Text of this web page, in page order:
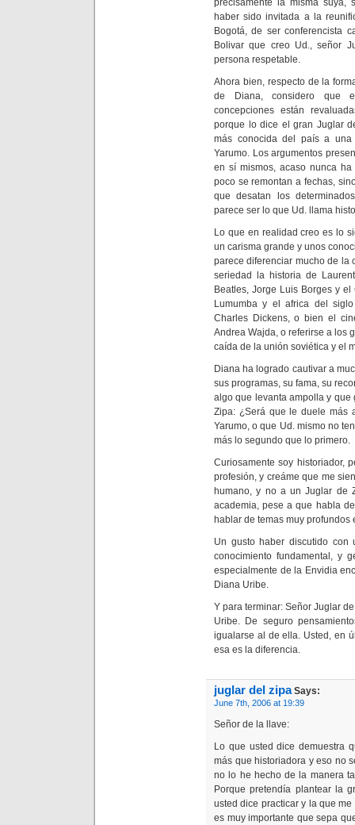
precisamente la misma
haber sido invitada a la
Bogotá, de ser conferencista
Bolivar que creo Ud., señor
persona respetable.
Ahora bien, respecto de la
de Diana, considero que
concepciones están
porque lo dice el gran Juglar
más conocida del país a
Yarumo. Los argumentos
en sí mismos, acaso nunca
poco se remontan a fechas,
que desatan los
parece ser lo que Ud. llama
Lo que en realidad creo es lo
un carisma grande y unos
parece diferenciar mucho de la
seriedad la historia de
Beatles, Jorge Luis Borges y
Lumumba y el africa del
Charles Dickens, o bien el
Andrea Wajda, o referirse a los
caída de la unión soviética y el
Diana ha logrado cautivar a
sus programas, su fama, su
algo que levanta ampolla y
Zipa: ¿Será que le duele más
Yarumo, o que Ud. mismo no
más lo segundo que lo primero.
Curiosamente soy historiador,
profesión, y creáme que me
humano, y no a un Juglar de
academia, pese a que habla
hablar de temas muy
Un gusto haber discutido con
conocimiento fundamental, y
especialmente de la Envidia
Diana Uribe.
Y para terminar: Señor Juglar
Uribe. De seguro
igualarse al de ella. Usted, en
esa es la diferencia.
juglar del zipaSays:
June 7th, 2006 at 19:39
Señor de la llave:
Lo que usted dice demuestra
más que historiadora y eso no
no lo he hecho de la manera
Porque pretendía plantear la
usted dice practicar y la que
es muy importante que sepa